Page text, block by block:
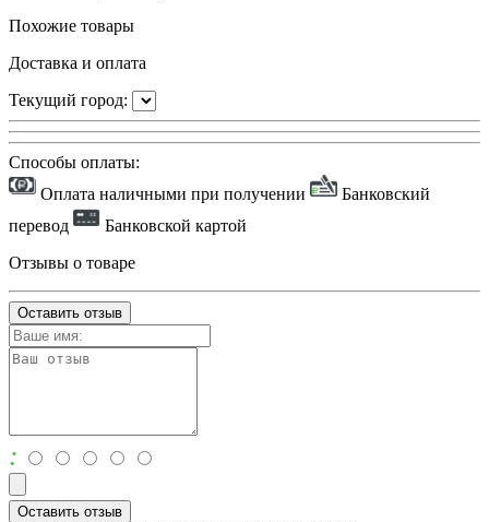
Похожие товары
Доставка и оплата
Текущий город:
Способы оплаты:
Оплата наличными при получении
Банковский
перевод
Банковской картой
Отзывы о товаре
Оставить отзыв
:
Оставить отзыв